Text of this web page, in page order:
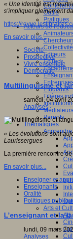
Outils
Pratiques
Acteurs de
Editeurs
EdTech
Etudiants
Filières
Médiateurs
Parents
Thématiques
Arts et
Art
« Une identité est
s’impliquer pleinement
https://
En savoir plus...
Société
Prospective
Vivre ensemble
Démocratie
Multilinguisme et
samedi, 04 avril
Analyses
« Les évolutions sont
Laurissergues
La première rencontre
En savoir plus...
Enseigner et
Enseignants
Oralité
Politiques
L’enseignant et la
lundi, 09 mars
Analyses